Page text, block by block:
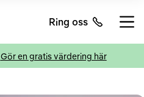
Ring oss
Gör en gratis värdering här